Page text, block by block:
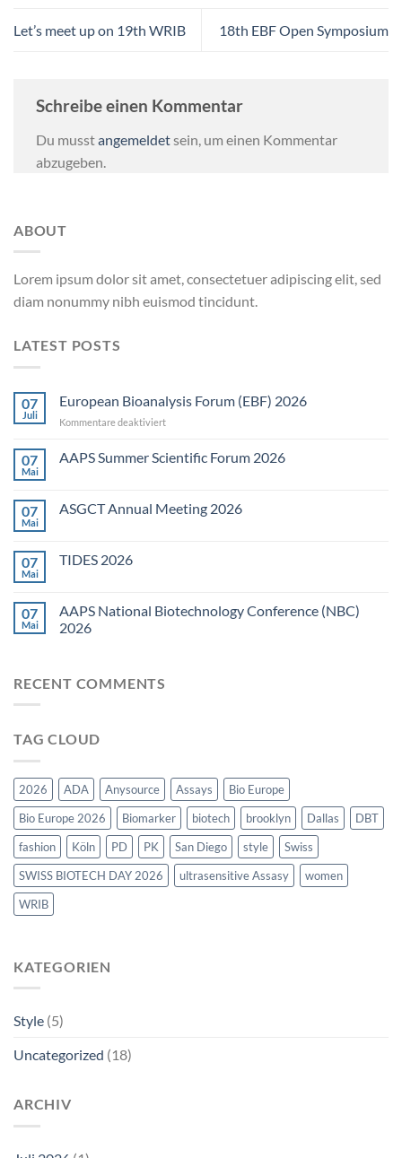
Let’s meet up on 19th WRIB 18th EBF Open Symposium
Schreibe einen Kommentar
Du musstangemeldetsein, um einen Kommentar
abzugeben.
ABOUT
Lorem ipsum dolor sit amet, consectetuer adipiscing elit, sed
diam nonummy nibh euismod tincidunt.
LATEST POSTS
07
Juli
European Bioanalysis Forum (EBF) 2026
Kommentare deaktiviertfür
Bioanalysis
Forum
07
Mai
AAPS Summer Scientific Forum 2026
AAPS
2026
07
Mai
ASGCT Annual Meeting 2026
ASGCT
07
Mai
TIDES 2026
TIDES
2026
07
Mai
AAPS National Biotechnology Conference (NBC)
2026
AAPS
National
2026
RECENT COMMENTS
TAG CLOUD
2026 ADA Anysource Assays
Bio Europe
Bio Europe 2026
Biomarker biotech brooklyn Dallas
DBT
fashion
Köln PD PK San Diego style
Swiss
SWISS BIOTECH DAY 2026
ultrasensitive Assasy
women
WRIB
KATEGORIEN
Style (5)
Uncategorized (18)
ARCHIV